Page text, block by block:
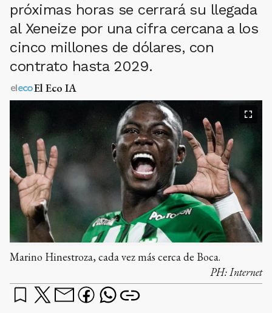
próximas horas se cerrará su llegada
al Xeneize por una cifra cercana a los
cinco millones de dólares, con
contrato hasta 2029.
El Eco IA
Marino Hinestroza, cada vez más cerca de Boca.
PH: Internet